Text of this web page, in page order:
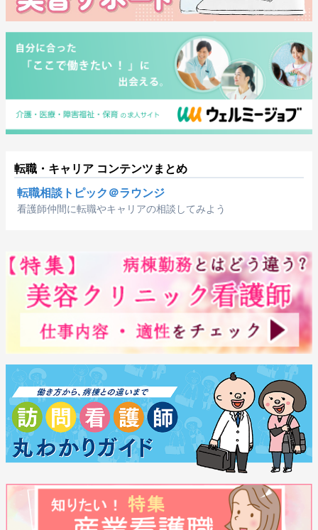
転職・キャリア コンテンツまとめ
転職相談トピック＠ラウンジ
看護師仲間に転職やキャリアの相談してみよう